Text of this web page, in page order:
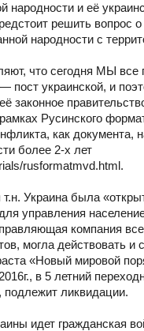
народности и её
решить вопрос
народности с
что сегодня МЫ все
пост украинской, и
законное
Русинского
как документа,
более 2-х лет
rusformatmvd.html.
Украина была
управления
компания
могла действовать и
«Новый мировой
в 5 летний
подлежит ликвидации.
идет гражданская